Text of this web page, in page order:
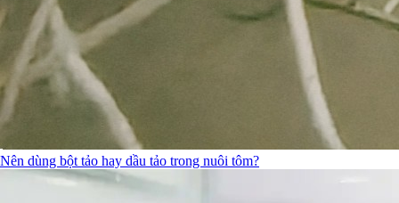
Nên dùng bột tảo hay dầu tảo trong nuôi tôm?